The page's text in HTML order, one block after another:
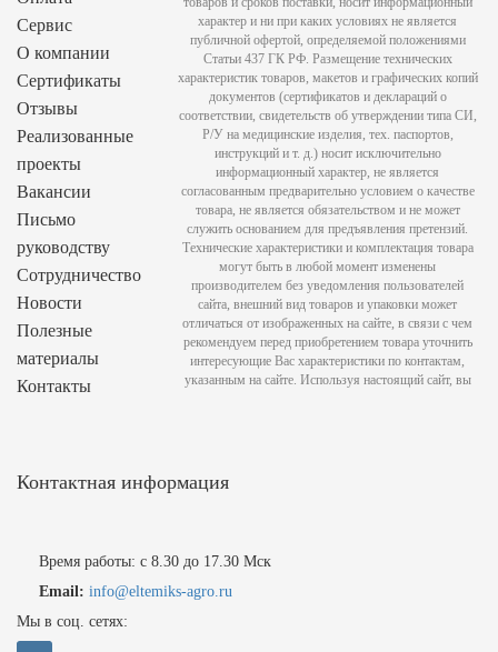
Сервис
О компании
Сертификаты
Отзывы
Реализованные
проекты
Вакансии
Письмо
руководству
Сотрудничество
Новости
Полезные
материалы
Контакты
Контактная информация
Время работы: с 8.30 до 17.30 Мск
Email: info@eltemiks-agro.ru
Мы в соц. сетях:
характер и ни при каких условиях не является
публичной офертой, определяемой положениями
Статьи 437 ГК РФ. Размещение технических
характеристик товаров, макетов и графических копий
документов (сертификатов и деклараций о
соответствии, свидетельств об утверждении типа СИ,
Р/У на медицинские изделия, тех. паспортов,
инструкций и т. д.) носит исключительно
информационный характер, не является
согласованным предварительно условием о качестве
товара, не является обязательством и не может
служить основанием для предъявления претензий.
Технические характеристики и комплектация товара
могут быть в любой момент изменены
производителем без уведомления пользователей
сайта, внешний вид товаров и упаковки может
отличаться от изображенных на сайте, в связи с чем
рекомендуем перед приобретением товара уточнить
интересующие Вас характеристики по контактам,
указанным на сайте. Используя настоящий сайт, вы